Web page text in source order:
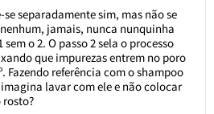
se separadamente sim, mas não se
jamais, nunca nunquinha
sem o 2. O passo 2 sela o processo
que impurezas entrem no poro
Fazendo referência com o shampoo
lavar com ele e não colocar